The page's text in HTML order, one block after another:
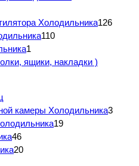
Холодильника126
110
1
ящики, накладки )
камеры Холодильника3
19
46
20